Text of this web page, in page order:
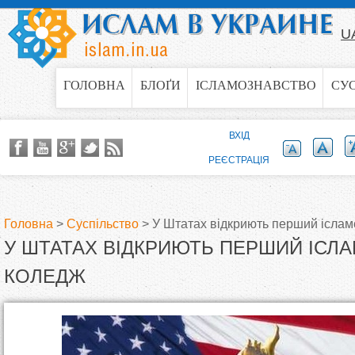
Jump to navigation
ГОЛОВНА БЛОҐИ ІСЛАМОЗНАВСТВО
В
Головна > Суспільство> У Штатах відкриють перший
У ШТАТАХ ВІДКРИЮТЬ ПЕРШИЙ
КОЛЕДЖ
ВХІД
РЕЄСТРАЦІЯ